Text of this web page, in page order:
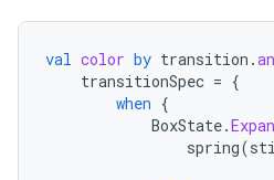
val color by transition .
transitionSpec = {
when {
BoxState.
spring(